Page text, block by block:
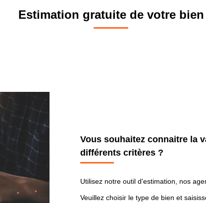
Estimation gratuite de votre bien
Vous souhaitez connaitre la
différents critères ?
Utilisez notre outil d'estimation, nos
Veuillez choisir le type de bien et